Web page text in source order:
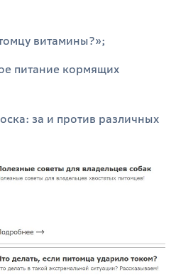
витамины?»;
питание кормящих
за и против различных